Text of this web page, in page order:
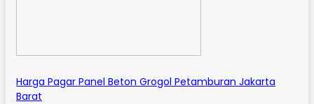
Harga Pagar Panel Beton Grogol Petamburan Jakarta
Barat